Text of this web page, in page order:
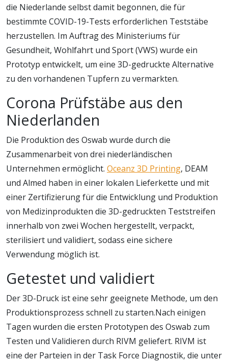
die Niederlande selbst damit begonnen, die für
bestimmte COVID-19-Tests erforderlichen Teststäbe
herzustellen. Im Auftrag des Ministeriums für
Gesundheit, Wohlfahrt und Sport (VWS) wurde ein
Prototyp entwickelt, um eine 3D-gedruckte Alternative
zu den vorhandenen Tupfern zu vermarkten.
Corona Prüfstäbe aus den
Niederlanden
Die Produktion des Oswab wurde durch die
Zusammenarbeit von drei niederländischen
Unternehmen ermöglicht. Oceanz 3D Printing, DEAM
und Almed haben in einer lokalen Lieferkette und mit
einer Zertifizierung für die Entwicklung und Produktion
von Medizinprodukten die 3D-gedruckten Teststreifen
innerhalb von zwei Wochen hergestellt, verpackt,
sterilisiert und validiert, sodass eine sichere
Verwendung möglich ist.
Getestet und validiert
Der 3D-Druck ist eine sehr geeignete Methode, um den
Produktionsprozess schnell zu starten.Nach einigen
Tagen wurden die ersten Prototypen des Oswab zum
Testen und Validieren durch RIVM geliefert. RIVM ist
eine der Parteien in der Task Force Diagnostik, die unter